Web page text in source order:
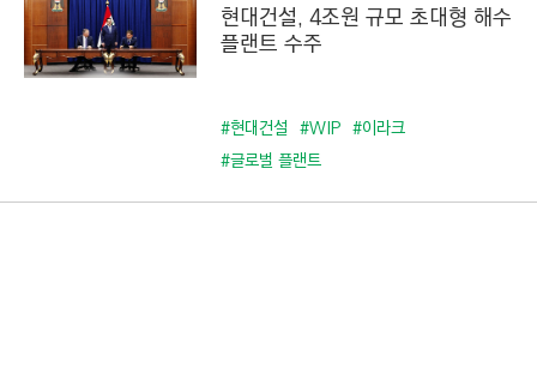
현대건설, 4조원 규모 초대형 해수
플랜트 수주
#현대건설 #WIP #이라크
#글로벌 플랜트